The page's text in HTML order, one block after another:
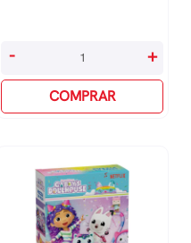
Quebra-
500
Osaka
quantidade
- +
COMPRAR